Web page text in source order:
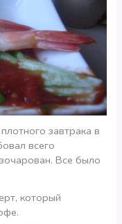
завтрака в
всего
Все было
который